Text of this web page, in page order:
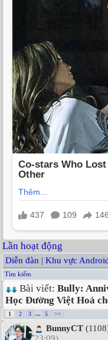
Lần hoạt động
Diễn đàn | Khu vực
Tìm kiếm
Bài viết: Bully:
Học Đường Việt Hoá
1 2 3 ... 5 >>
BunnyCT